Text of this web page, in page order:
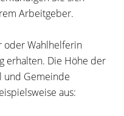
Arbeitgeber.
oder Wahlhelferin
erhalten. Die Höhe der
und Gemeinde
aus: